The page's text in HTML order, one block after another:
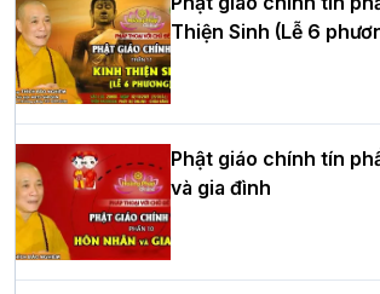
HT.Thích Thọ Lạc được suy cử làm tân
Trưởng BTS GHPGVN tỉnh Nghệ An
Hòa thượng Thích Quảng Tùng tái đắc
cử Trưởng BTS GHPGVN thành phố Hải
Phòng nhiệm kỳ 2026 – 2031
Thiện Sinh (Lễ 6
Phật giáo chính tín
và gia đình